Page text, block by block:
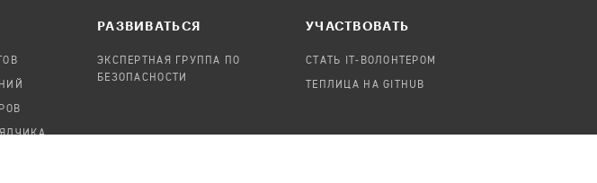
РАЗВИВАТЬСЯ
ЭКСПЕРТНАЯ ГРУППА ПО
БЕЗОПАСНОСТИ
УЧАСТВОВАТЬ
СТАТЬ IT-ВОЛОНТЕРОМ
ТЕПЛИЦА НА GITHUB